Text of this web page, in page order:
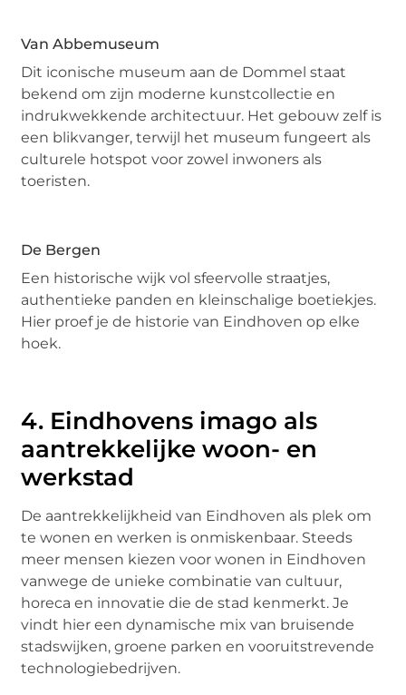
Van Abbemuseum
Dit iconische museum aan de Dommel staat
bekend om zijn moderne kunstcollectie en
indrukwekkende architectuur. Het gebouw zelf is
een blikvanger, terwijl het museum fungeert als
culturele hotspot voor zowel inwoners als
toeristen.
De Bergen
Een historische wijk vol sfeervolle straatjes,
authentieke panden en kleinschalige boetiekjes.
Hier proef je de historie van Eindhoven op elke
hoek.
4. Eindhovens imago als
aantrekkelijke woon- en
werkstad
De aantrekkelijkheid van Eindhoven als plek om
te wonen en werken is onmiskenbaar. Steeds
meer mensen kiezen voor wonen in Eindhoven
vanwege de unieke combinatie van cultuur,
horeca en innovatie die de stad kenmerkt. Je
vindt hier een dynamische mix van bruisende
stadswijken, groene parken en vooruitstrevende
technologiebedrijven.